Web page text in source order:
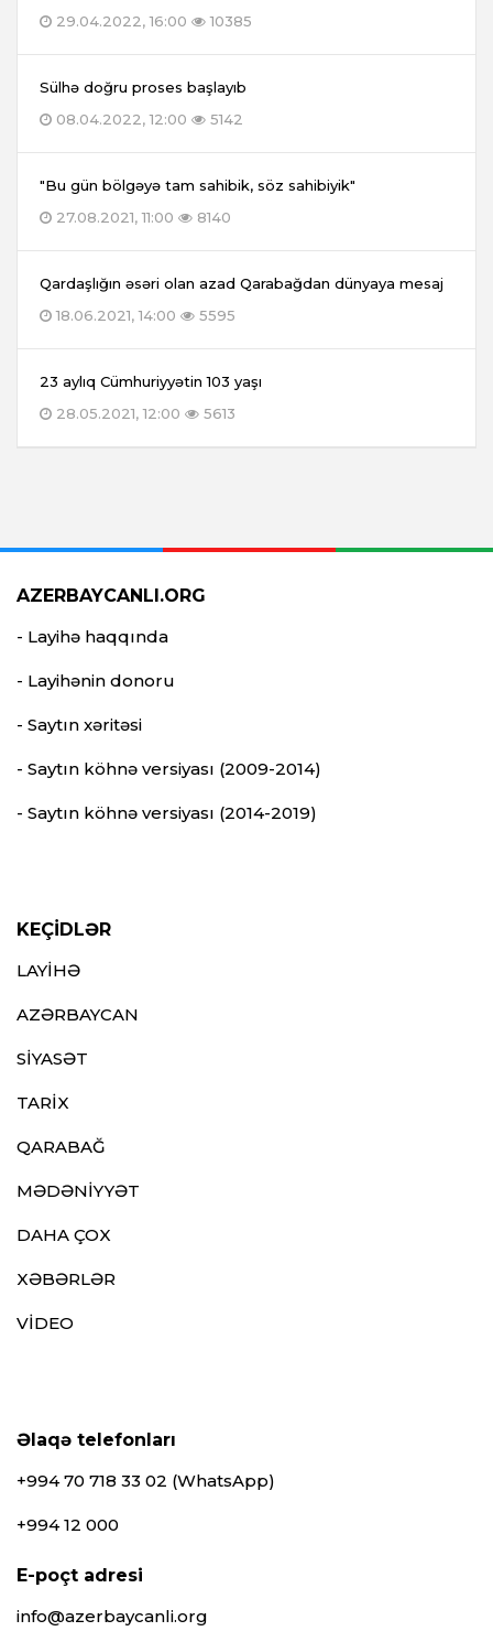
29.04.2022, 16:00
10385
Sülhə doğru proses başlayıb
08.04.2022, 12:00
5142
"Bu gün bölgəyə tam sahibik, söz sahibiyik"
27.08.2021, 11:00
8140
Qardaşlığın əsəri olan azad Qarabağdan dünyaya mesaj
18.06.2021, 14:00
5595
23 aylıq Cümhuriyyətin 103 yaşı
28.05.2021, 12:00
5613
AZERBAYCANLI.ORG
- Layihə haqqında
- Layihənin donoru
- Saytın xəritəsi
- Saytın köhnə versiyası (2009-2014)
- Saytın köhnə versiyası (2014-2019)
KEÇİDLƏR
LAYİHƏ
AZƏRBAYCAN
SİYASƏT
TARİX
QARABAĞ
MƏDƏNİYYƏT
DAHA ÇOX
XƏBƏRLƏR
VİDEO
Əlaqə telefonları
+994 70 718 33 02 (WhatsApp)
+994 12 000
E-poçt adresi
info@azerbaycanli.org